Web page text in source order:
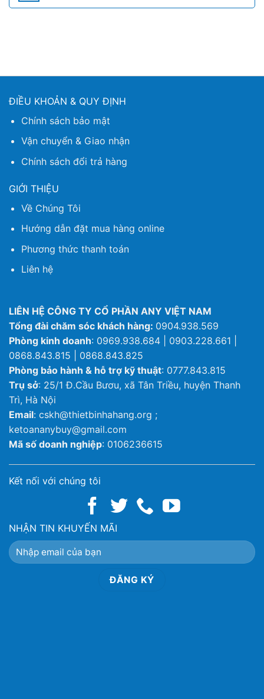
ĐIỀU KHOẢN & QUY ĐỊNH
Chính sách bảo mật
Vận chuyển & Giao nhận
Chính sách đổi trả hàng
GIỚI THIỆU
Về Chúng Tôi
Hướng dẫn đặt mua hàng online
Phương thức thanh toán
Liên hệ
LIÊN HỆ CÔNG TY CỔ PHẦN ANY VIỆT NAM
Tổng đài chăm sóc khách hàng: 0904.938.569
Phòng kinh doanh: 0969.938.684 | 0903.228.661 |
0868.843.815 | 0868.843.825
Phòng bảo hành & hỗ trợ kỹ thuật: 0777.843.815
Trụ sở: 25/1 Đ.Cầu Bươu, xã Tân Triều, huyện Thanh
Trì, Hà Nội
Email: cskh@thietbinhahang.org ;
ketoananybuy@gmail.com
Mã số doanh nghiệp: 0106236615
Kết nối với chúng tôi
NHẬN TIN KHUYẾN MÃI